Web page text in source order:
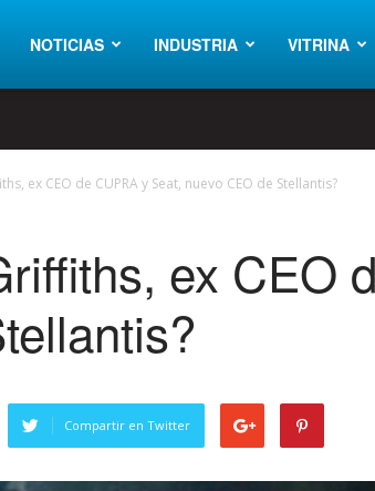
AsíNOTICIAS INDUSTRIA VITRINA
ex CEO de CUPRA y Seat, nuevo CEO de Stellantis?
ex CEO
Compartir en Twitter